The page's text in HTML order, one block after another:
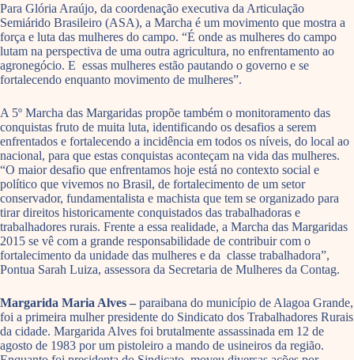
Para Glória Araújo, da coordenação executiva da Articulação
Semiárido Brasileiro (ASA), a Marcha é um movimento que mostra a
força e luta das mulheres do campo. “É onde as mulheres do campo
lutam na perspectiva de uma outra agricultura, no enfrentamento ao
agronegócio. E essas mulheres estão pautando o governo e se
fortalecendo enquanto movimento de mulheres”.
A 5º Marcha das Margaridas propõe também o monitoramento das
conquistas fruto de muita luta, identificando os desafios a serem
enfrentados e fortalecendo a incidência em todos os níveis, do local ao
nacional, para que estas conquistas aconteçam na vida das mulheres.
“O maior desafio que enfrentamos hoje está no contexto social e
político que vivemos no Brasil, de fortalecimento de um setor
conservador, fundamentalista e machista que tem se organizado para
tirar direitos historicamente conquistados das trabalhadoras e
trabalhadores rurais. Frente a essa realidade, a Marcha das Margaridas
2015 se vê com a grande responsabilidade de contribuir com o
fortalecimento da unidade das mulheres e da classe trabalhadora”,
Pontua Sarah Luiza, assessora da Secretaria de Mulheres da Contag.
Margarida Maria Alves – paraibana do município de Alagoa Grande,
foi a primeira mulher presidente do Sindicato dos Trabalhadores Rurais
da cidade. Margarida Alves foi brutalmente assassinada em 12 de
agosto de 1983 por um pistoleiro a mando de usineiros da região.